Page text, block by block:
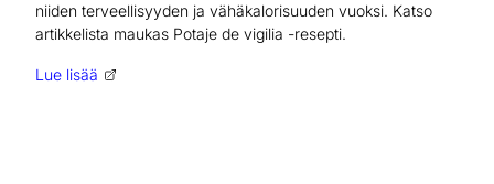
niiden terveellisyyden ja vähäkalorisuuden vuoksi. Katso
artikkelista maukas Potaje de vigilia -resepti.
Lue lisää